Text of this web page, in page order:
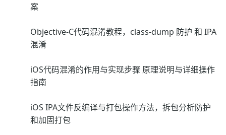
案
Objective-C代码混淆教程，class-dump 防护 和 IPA
混淆
iOS代码混淆的作用与实现步骤 原理说明与详细操作
指南
iOS IPA文件反编译与打包操作方法，拆包分析防护
和加固打包